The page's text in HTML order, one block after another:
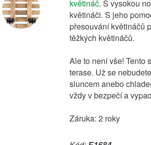
květináč. S vysokou
květináči. S jeho
přesouvání květináčů
těžkých květináčů.
Ale to není vše! Tento
terase. Už se
sluncem anebo
vždy v bezpečí a
Záruka: 2 roky